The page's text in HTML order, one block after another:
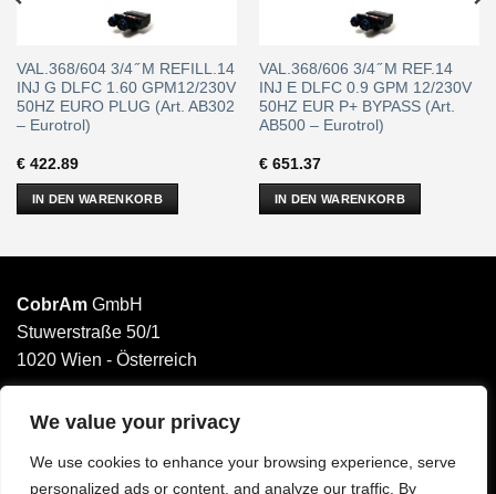
We value your privacy
We use cookies to enhance your browsing experience, serve
personalized ads or content, and analyze our traffic. By
VAL.368/604 3/4 ̋ M REFILL.14
INJ G DLFC 1.60 GPM12/230V
50HZ EURO PLUG (Art. AB302
– Eurotrol)
€422.89
IN DEN WARENKORB
VAL.368/606 3/4 ̋ M REF.14
INJ E DLFC 0.9 GPM 12/230V
50HZ EUR P+ BYPASS (Art.
AB500 – Eurotrol)
€651.37
IN DEN WARENKORB
CobrAm GmbH
Stuwerstraße 50/1
1020 Wien - Österreich
______________________
Email: office@cobram.gmbh
Impressum